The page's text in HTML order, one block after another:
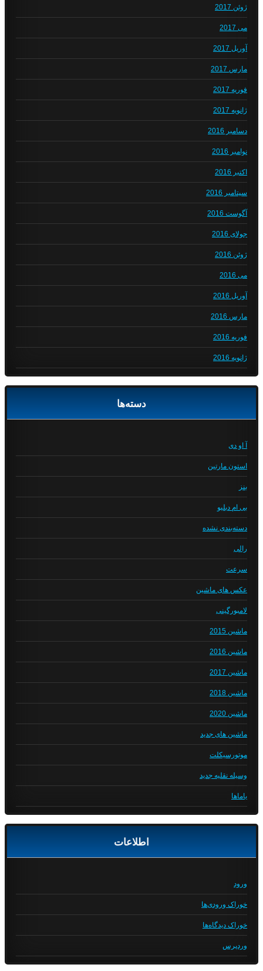
ژوئن 2017
می 2017
آوریل 2017
مارس 2017
فوریه 2017
ژانویه 2017
دسامبر 2016
نوامبر 2016
اکتبر 2016
سپتامبر 2016
آگوست 2016
جولای 2016
ژوئن 2016
می 2016
آوریل 2016
مارس 2016
فوریه 2016
ژانویه 2016
دسته‌ها
آ او دی
استون مارتین
بنز
بی ام دبلیو
دسته‌بندی نشده
رالی
سرعت
عکس های ماشین
لامبورگینی
ماشین 2015
ماشین 2016
ماشین 2017
ماشین 2018
ماشین 2020
ماشین های جدید
موتورسیکلت
وسیله نقلیه جدید
یاماها
اطلاعات
ورود
خوراک ورودی‌ها
خوراک دیدگاه‌ها
وردپرس